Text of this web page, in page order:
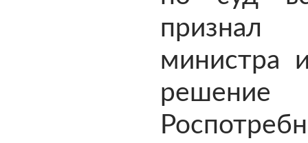
министра
решение